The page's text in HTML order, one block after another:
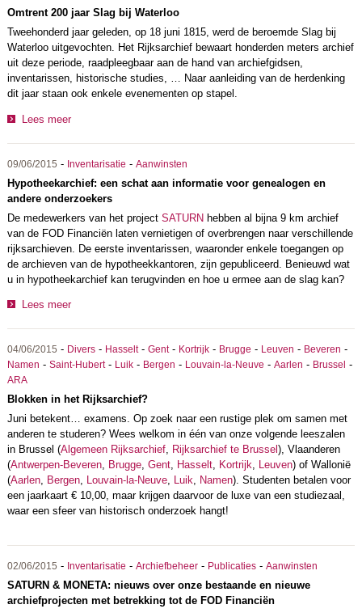
Omtrent 200 jaar Slag bij Waterloo
Tweehonderd jaar geleden, op 18 juni 1815, werd de beroemde Slag bij
Waterloo uitgevochten. Het Rijksarchief bewaart honderden meters archief
uit deze periode, raadpleegbaar aan de hand van archiefgidsen,
inventarissen, historische studies, … Naar aanleiding van de herdenking
dit jaar staan ook enkele evenementen op stapel.
Lees meer
09/06/2015 - Inventarisatie - Aanwinsten
Hypotheekarchief: een schat aan informatie voor genealogen en
andere onderzoekers
De medewerkers van het project SATURNhebben al bijna 9 km archief
van de FOD Financiën laten vernietigen of overbrengen naar verschillende
rijksarchieven. De eerste inventarissen, waaronder enkele toegangen op
de archieven van de hypotheekkantoren, zijn gepubliceerd. Benieuwd wat
u in hypotheekarchief kan terugvinden en hoe u ermee aan de slag kan?
Lees meer
04/06/2015 - Divers- Hasselt- Gent- Kortrijk- Brugge - Leuven - Beveren -
Namen - Saint-Hubert- Luik- Bergen - Louvain-la-Neuve - Aarlen - Brussel -
ARA
Blokken in het Rijksarchief?
Juni betekent… examens. Op zoek naar een rustige plek om samen met
anderen te studeren? Wees welkom in één van onze volgende leeszalen
in Brussel (Algemeen Rijksarchief, Rijksarchief te Brussel ), Vlaanderen
(Antwerpen-Beveren, Brugge, Gent, Hasselt, Kortrijk, Leuven) of Wallonië
(Aarlen, Bergen, Louvain-la-Neuve, Luik, Namen). Studenten betalen voor
een jaarkaart € 10,00, maar krijgen daarvoor de luxe van een studiezaal,
waar een sfeer van historisch onderzoek hangt!
02/06/2015 - Inventarisatie - Archiefbeheer- Publicaties- Aanwinsten
SATURN & MONETA: nieuws over onze bestaande en nieuwe
archiefprojecten met betrekking tot de FOD Financiën